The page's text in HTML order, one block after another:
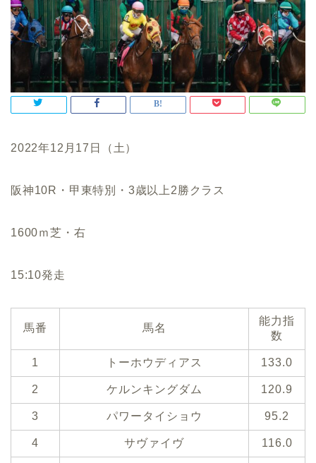
2022年12月17日（土）
阪神10R・甲東特別・3歳以上2勝クラス
1600ｍ芝・右
15:10発走
馬番 馬名
能力指
数
1 トーホウディアス 133.0
2 ケルンキングダム 120.9
3 パワータイショウ 95.2
4 サヴァイヴ 116.0